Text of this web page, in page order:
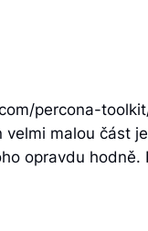
percona-
malou část
opravdu hodně.